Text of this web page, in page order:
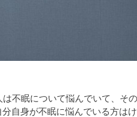
不眠について悩んでいて、そ
自身が不眠に悩んでいる方は